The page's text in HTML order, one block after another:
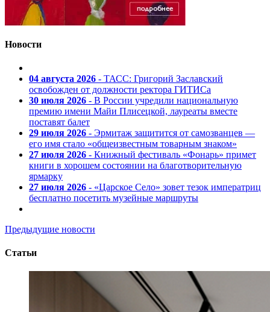
Новости
04 августа 2026 - ТАСС: Григорий Заславский
освобожден от должности ректора ГИТИСа
30 июля 2026 - В России учредили национальную
премию имени Майи Плисецкой, лауреаты вместе
поставят балет
29 июля 2026 - Эрмитаж защитится от самозванцев —
его имя стало «общеизвестным товарным знаком»
27 июля 2026 - Книжный фестиваль «Фонарь» примет
книги в хорошем состоянии на благотворительную
ярмарку
27 июля 2026 - «Царское Село» зовет тезок императриц
бесплатно посетить музейные маршруты
Предыдущие новости
Статьи